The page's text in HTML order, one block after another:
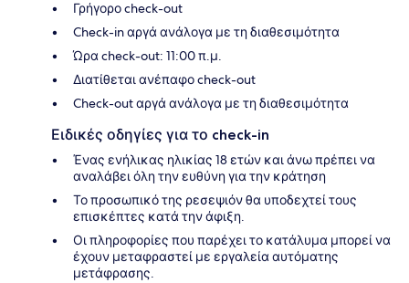
Γρήγορο check-out
Check-in αργά ανάλογα με τη διαθεσιμότητα
Ώρα check-out: 11:00 π.μ.
Διατίθεται ανέπαφο check-out
Check-out αργά ανάλογα με τη διαθεσιμότητα
Ειδικές οδηγίες για το check-in
Ένας ενήλικας ηλικίας 18 ετών και άνω πρέπει να
αναλάβει όλη την ευθύνη για την κράτηση
Το προσωπικό της ρεσεψιόν θα υποδεχτεί τους
επισκέπτες κατά την άφιξη.
Οι πληροφορίες που παρέχει το κατάλυμα μπορεί να
έχουν μεταφραστεί με εργαλεία αυτόματης
μετάφρασης.